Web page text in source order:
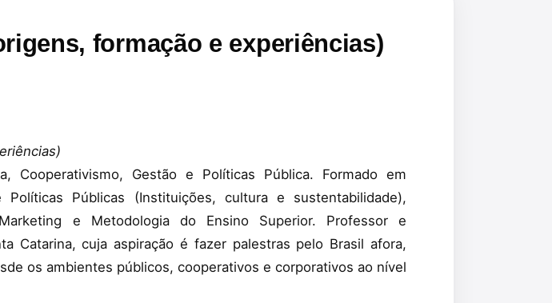
formação e experiências)
Cooperativismo, Gestão e Políticas Pública. Formado em
Públicas (Instituições, cultura e sustentabilidade),
e Metodologia do Ensino Superior. Professor e
Catarina, cuja aspiração é fazer palestras pelo Brasil afora,
os ambientes públicos, cooperativos e corporativos ao nível